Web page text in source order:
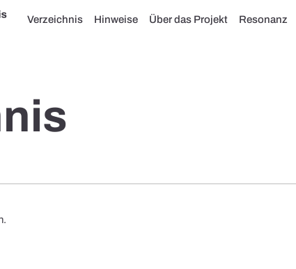
Verzeichnis Hinweise Über das Projekt Resonanz